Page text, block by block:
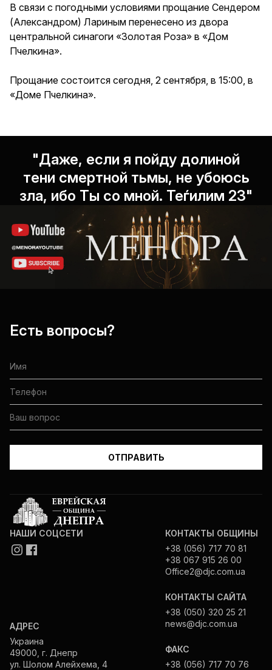
В связи с погодными условиями прощание Сендером
(Александром) Лариным перенесено из двора
центральной синагоги «Золотая Роза» в «Дом
Пчелкина».
Прощание состоится сегодня, 2 сентября, в 15:00, в
«Доме Пчелкина».
"Даже, если я пойду долиной
тени смертной тьмы, не убоюсь
зла, ибо Ты со мной. Теѓилим 23"
Есть вопросы?
НАШИ СОЦСЕТИ
АДРЕС
Украина
49000, г. Днепр
ул. Шолом Алейхема, 4
КОНТАКТЫ ОБЩИНЫ
+38 (056) 717 70 81
+38 067 915 26 00
Office2@djc.com.ua
КОНТАКТЫ САЙТА
+38 (050) 320 25 21
news@djc.com.ua
ФАКС
+38 (056) 717 70 76